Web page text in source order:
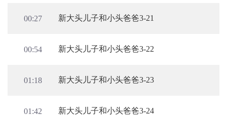
00:27 新大头儿子和小头爸爸3-21
00:54 新大头儿子和小头爸爸3-22
01:18 新大头儿子和小头爸爸3-23
01:42 新大头儿子和小头爸爸3-24